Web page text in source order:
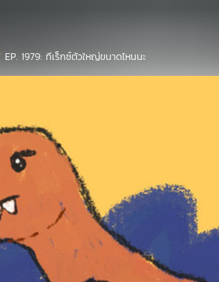
EP. 1979: ทีเร็กซ์ตัวใหญ่ขนาดไหนนะ